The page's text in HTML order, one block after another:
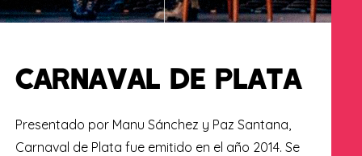
CARNAVAL DE PLATA
Presentado por Manu Sánchez y Paz Santana,
Carnaval de Plata fue emitido en el año 2014. Se